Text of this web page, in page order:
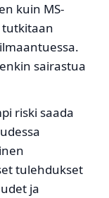
kuin MS-
tutkitaan
sairastua
riski saada
tulehdukset
ja